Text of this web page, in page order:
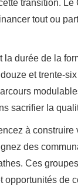
transition. Le
tout ou
la durée de la
et trente-
sacrifier la
à construire
des
Ces
opportunités de